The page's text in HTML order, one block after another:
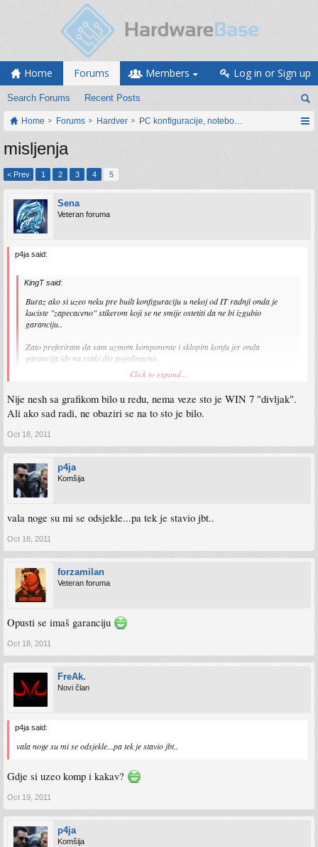
Home Forums
Search Forums Recent Posts
Members Log in or Sign up
Home Forums Hardver PC konfiguracije, notebook računari, servis
misljenja
< Prev 1 2 3 4 5
Sena
Veteran foruma
p4ja said:
KingT said:
Buraz ako si uzeo neku pre built konfiguraciju u nekoj od IT radnji onda je
kuciste "zapecaceno" stikerom koji se ne smije ostetiti da ne bi izgubio
garanciju..
Zato preferiram da sam uzmem komponente i sklopim konfu jer onda
garancija ide na svaki dio pojedinacno..
resetovo komp posivio ekran,a na zavucnicima cujem da je uso u win.,jel moze biti
do win 7 posto je divljak? poslije kad sam resetovo uredu sve...
Click to expand...
Nije nesh sa grafikom bilo u redu, nema veze sto je WIN 7 "divljak".
Ali ako sad radi, ne obaziri se na to sto je bilo.
Oct 18, 2011
p4ja
Komšija
vala noge su mi se odsjekle...pa tek je stavio jbt..
Oct 18, 2011
forzamilan
Veteran foruma
Opusti se imaš garanciju
Oct 18, 2011
FreAk.
Novi član
p4ja said:
vala noge su mi se odsjekle...pa tek je stavio jbt..
Gdje si uzeo komp i kakav?
Oct 19, 2011
p4ja
Komšija